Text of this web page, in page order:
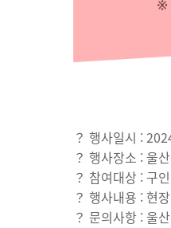
？ 행사일시 :
？ 행사장소 : 울
？ 참여대상 : 구
？ 행사내용 : 현
？ 문의사항 : 울